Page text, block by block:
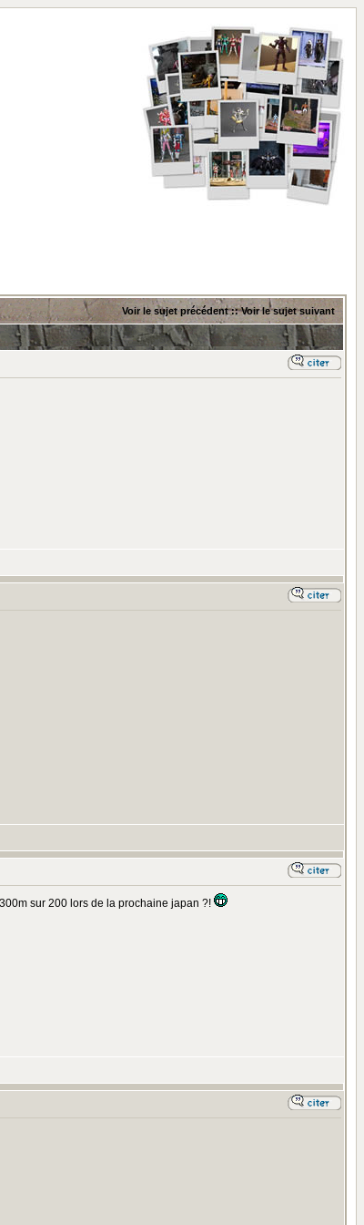
Voir le sujet précédent::Voir le sujet suivant
sur 200 lors de la prochaine japan ?!